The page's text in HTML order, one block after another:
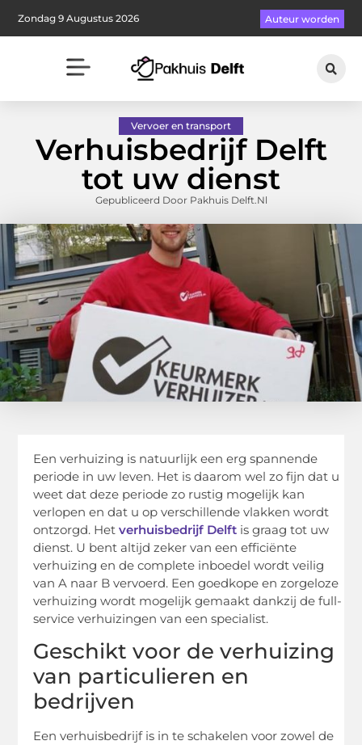
Zondag 9 Augustus 2026 Auteur worden
Vervoer en transport
Verhuisbedrijf Delft
tot uw dienst
Gepubliceerd Door Pakhuis Delft.nl
Een verhuizing is natuurlijk een erg spannende
periode in uw leven. Het is daarom wel zo fijn dat u
weet dat deze periode zo rustig mogelijk kan
verlopen en dat u op verschillende vlakken wordt
ontzorgd. Hetverhuisbedrijf Delft is graag tot uw
dienst. U bent altijd zeker van een efficiënte
verhuizing en de complete inboedel wordt veilig
van A naar B vervoerd. Een goedkope en zorgeloze
verhuizing wordt mogelijk gemaakt dankzij de full-
service verhuizingen van een specialist.
Geschikt voor de verhuizing
van particulieren en
bedrijven
Een verhuisbedrijf is in te schakelen voor zowel de